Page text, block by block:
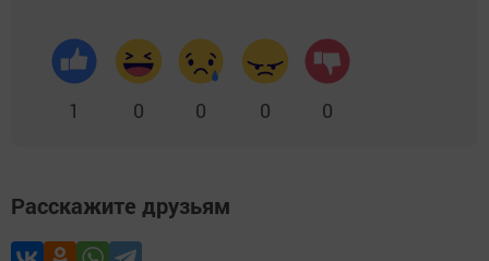
1 0 0 0 0
Расскажите друзьям